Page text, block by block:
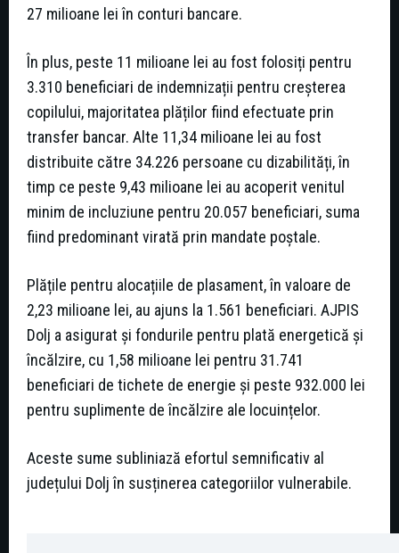
27 milioane lei în conturi bancare.
În plus, peste 11 milioane lei au fost folosiți pentru
3.310 beneficiari de indemnizații pentru creșterea
copilului, majoritatea plăților fiind efectuate prin
transfer bancar. Alte 11,34 milioane lei au fost
distribuite către 34.226 persoane cu dizabilități, în
timp ce peste 9,43 milioane lei au acoperit venitul
minim de incluziune pentru 20.057 beneficiari, suma
fiind predominant virată prin mandate poștale.
Plățile pentru alocațiile de plasament, în valoare de
2,23 milioane lei, au ajuns la 1.561 beneficiari. AJPIS
Dolj a asigurat și fondurile pentru plată energetică și
încălzire, cu 1,58 milioane lei pentru 31.741
beneficiari de tichete de energie și peste 932.000 lei
pentru suplimente de încălzire ale locuințelor.
Aceste sume subliniază efortul semnificativ al
județului Dolj în susținerea categoriilor vulnerabile.